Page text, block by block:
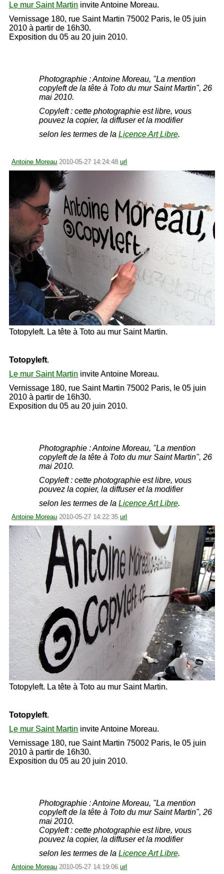
Le mur Saint Martin invite Antoine Moreau.
Vernissage 180, rue Saint Martin 75002 Paris, le 05 juin
2010 à partir de 16h30.
Exposition du 05 au 20 juin 2010.
Photographie : Antoine Moreau, "La mention
copyleft de la tête à Toto du mur Saint Martin", 26
mai 2010.
Copyleft : cette photographie est libre, vous
pouvez la copier, la diffuser et la modifier
selon les termes de laLicence Art Libre.
Antoine Moreau 2010-05-27 14:24:48 url
Totopyleft. La tête à Toto au mur Saint Martin.
Totopyleft.
Le mur Saint Martin invite Antoine Moreau.
Vernissage 180, rue Saint Martin 75002 Paris, le 05 juin
2010 à partir de 16h30.
Exposition du 05 au 20 juin 2010.
Photographie : Antoine Moreau, "La mention
copyleft de la tête à Toto du mur Saint Martin", 26
mai 2010.
Copyleft : cette photographie est libre, vous
pouvez la copier, la diffuser et la modifier
selon les termes de laLicence Art Libre.
Antoine Moreau 2010-05-27 14:22:35 url
Totopyleft. La tête à Toto au mur Saint Martin.
Totopyleft.
Le mur Saint Martin invite Antoine Moreau.
Vernissage 180, rue Saint Martin 75002 Paris, le 05 juin
2010 à partir de 16h30.
Exposition du 05 au 20 juin 2010.
Photographie : Antoine Moreau, "La mention
copyleft de la tête à Toto du mur Saint Martin", 26
mai 2010.
Copyleft : cette photographie est libre, vous
pouvez la copier, la diffuser et la modifier
selon les termes de laLicence Art Libre.
Antoine Moreau 2010-05-27 14:19:06 url